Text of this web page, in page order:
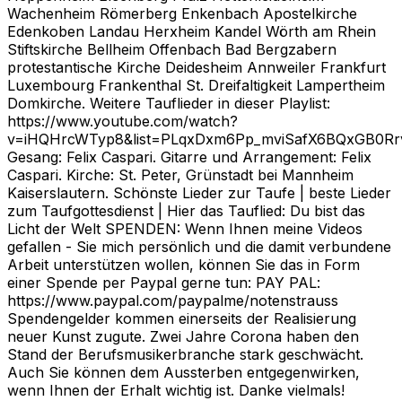
Wachenheim Römerberg Enkenbach Apostelkirche
Edenkoben Landau Herxheim Kandel Wörth am Rhein
Stiftskirche Bellheim Offenbach Bad Bergzabern
protestantische Kirche Deidesheim Annweiler Frankfurt
Luxembourg Frankenthal St. Dreifaltigkeit Lampertheim
Domkirche. Weitere Tauflieder in dieser Playlist:
https://www.youtube.com/watch?
Gesang: Felix Caspari. Gitarre und Arrangement: Felix
Caspari. Kirche: St. Peter, Grünstadt bei Mannheim
Kaiserslautern. Schönste Lieder zur Taufe | beste Lieder
zum Taufgottesdienst | Hier das Tauflied: Du bist das
Licht der Welt SPENDEN: Wenn Ihnen meine Videos
gefallen - Sie mich persönlich und die damit verbundene
Arbeit unterstützen wollen, können Sie das in Form
einer Spende per Paypal gerne tun: PAY PAL:
https://www.paypal.com/paypalme/notenstrauss
Spendengelder kommen einerseits der Realisierung
neuer Kunst zugute. Zwei Jahre Corona haben den
Stand der Berufsmusikerbranche stark geschwächt.
Auch Sie können dem Aussterben entgegenwirken,
wenn Ihnen der Erhalt wichtig ist. Danke vielmals!